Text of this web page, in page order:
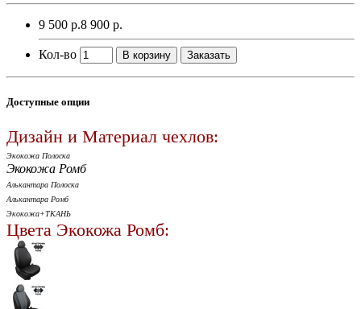
9 500 р.8 900 р.
Кол-во В корзину Заказать
Доступные опции
Дизайн и Материал чехлов:
Экокожа Полоска
Экокожа Ромб
Алькантара Полоска
Алькантара Ромб
Экокожа+ТКАНЬ
Цвета Экокожа Ромб: